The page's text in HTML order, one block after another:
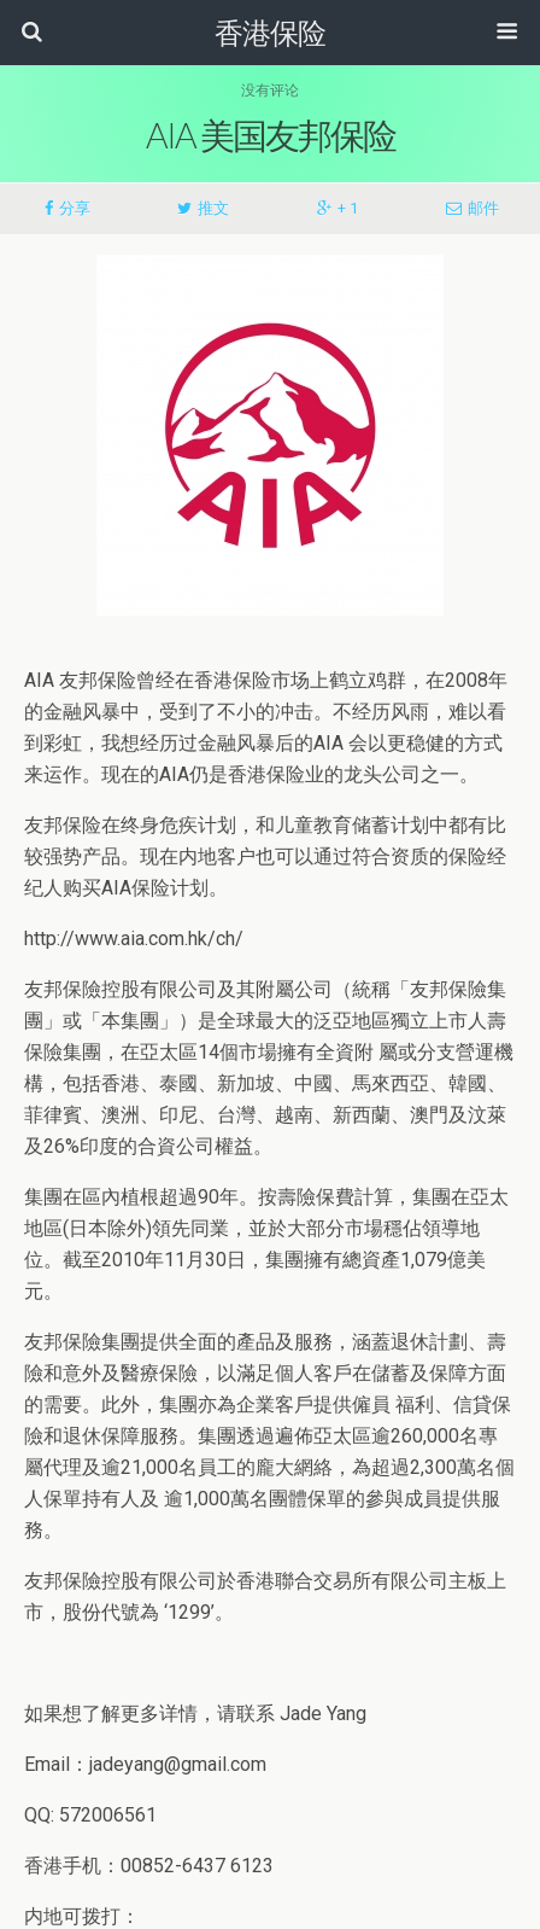
香港保险
没有评论
AIA 美国友邦保险
分享 推文 + 1 邮件
AIA 友邦保险曾经在香港保险市场上鹤立鸡群，在2008年
的金融风暴中，受到了不小的冲击。不经历风雨，难以看
到彩虹，我想经历过金融风暴后的AIA 会以更稳健的方式
来运作。现在的AIA仍是香港保险业的龙头公司之一。
友邦保险在终身危疾计划，和儿童教育储蓄计划中都有比
较强势产品。现在内地客户也可以通过符合资质的保险经
纪人购买AIA保险计划。
http://www.aia.com.hk/ch/
友邦保險控股有限公司及其附屬公司（統稱「友邦保險集
團」或「本集團」）是全球最大的泛亞地區獨立上市人壽
保險集團，在亞太區14個市場擁有全資附 屬或分支營運機
構，包括香港、泰國、新加坡、中國、馬來西亞、韓國、
菲律賓、澳洲、印尼、台灣、越南、新西蘭、澳門及汶萊
及26%印度的合資公司權益。
集團在區內植根超過90年。按壽險保費計算，集團在亞太
地區(日本除外)領先同業，並於大部分市場穩佔領導地
位。截至2010年11月30日，集團擁有總資產1,079億美
元。
友邦保險集團提供全面的產品及服務，涵蓋退休計劃、壽
險和意外及醫療保險，以滿足個人客戶在儲蓄及保障方面
的需要。此外，集團亦為企業客戶提供僱員 福利、信貸保
險和退休保障服務。集團透過遍佈亞太區逾260,000名專
屬代理及逾21,000名員工的龐大網絡，為超過2,300萬名個
人保單持有人及 逾1,000萬名團體保單的參與成員提供服
務。
友邦保險控股有限公司於香港聯合交易所有限公司主板上
市，股份代號為 ‘1299’。
如果想了解更多详情，请联系 Jade Yang
Email：jadeyang@gmail.com
QQ: 572006561
香港手机：00852-6437 6123
内地可拨打：